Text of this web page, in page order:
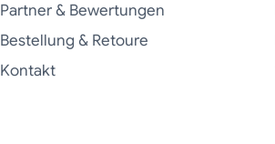
Partner & Bewertungen
Bestellung & Retoure
Kontakt